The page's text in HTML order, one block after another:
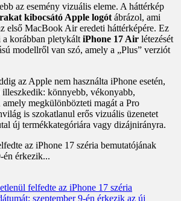
az esemény vizuális eleme. A háttérkép
kibocsátó Apple logót ábrázol, ami
első MacBook Air eredeti háttérképére. Ez
a korábban pletykált iPhone 17 Air létezését
modellről van szó, amely a „Plus” verziót
az Apple nem használta iPhone esetén,
könnyebb, vékonyabb,
megkülönbözteti magát a Pro
is szokatlanul erős vizuális üzenetet
új termékkategóriára vagy dizájnirányra.
az iPhone 17 széria bemutatójának
én érkezik...